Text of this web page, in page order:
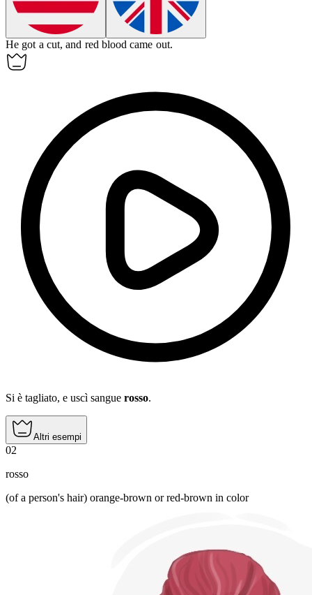
He got a cut, and red blood came out.
Si è tagliato, e uscì sangue rosso.
Altri esempi
02
rosso
(of a person's hair) orange-brown or red-brown in color